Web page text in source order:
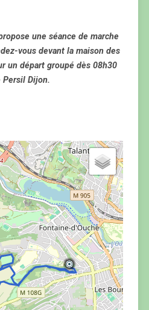
une séance de marche
vous devant la maison des
un départ groupé dès 08h30
Persil Dijon.